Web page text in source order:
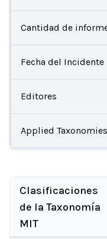
Cantidad de
Fecha del Incidente
Editores
Applied Taxonomies
Clasificaciones
de la Taxonomía
MIT